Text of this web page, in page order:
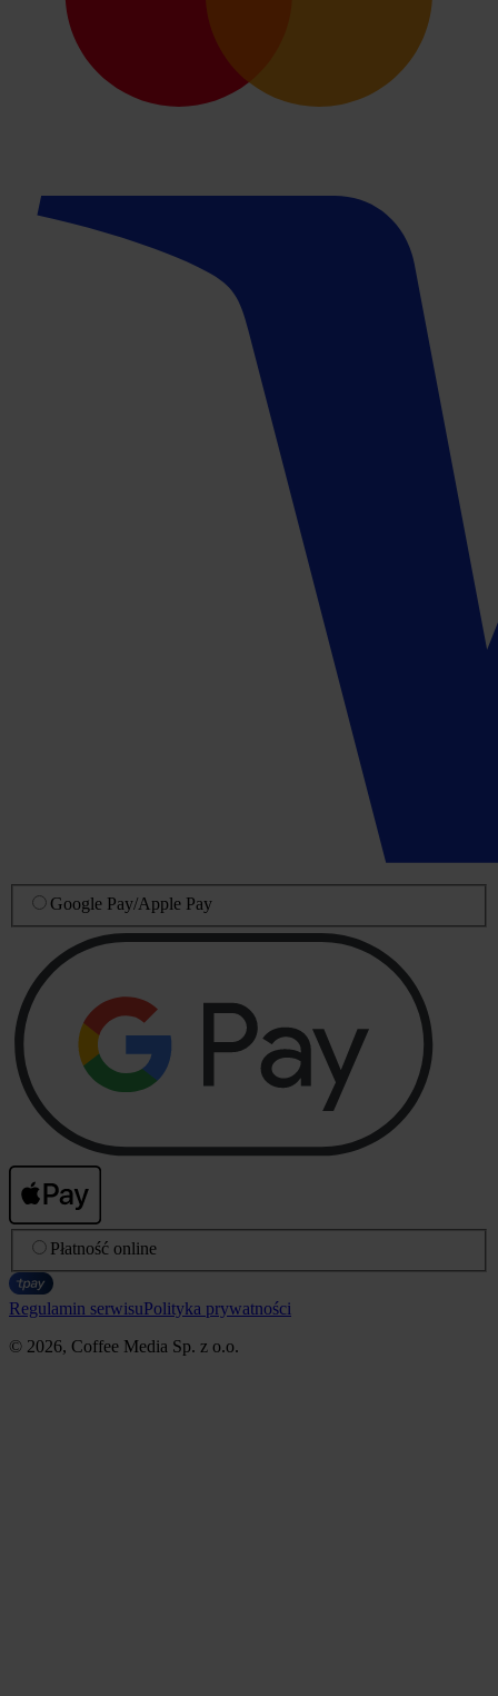
Google Pay/Apple Pay
Płatność online
Regulamin serwisuPolityka prywatności
© 2026, Coffee Media Sp. z o.o.